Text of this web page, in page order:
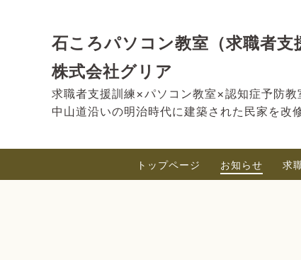
石ころパソコン教室（求職者支
株式会社グリア
求職者支援訓練×パソコン教室×認知症予防教
中山道沿いの明治時代に建築された民家を改
トップページ お知らせ 求